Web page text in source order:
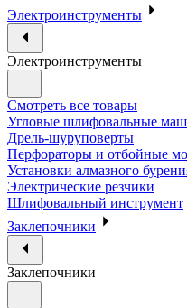
Электроинструменты
Электроинструменты
Смотреть все товары
Угловые шлифовальные
Дрель-шуруповерты
Перфораторы и отбойные
Установки алмазного
Электрические резчики
Шлифовальный инструмент
Заклепочники
Заклепочники